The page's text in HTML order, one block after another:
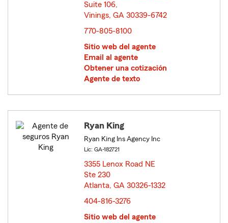
Suite 106,
Vinings, GA 30339-6742
770-805-8100
Sitio web del agente
Email al agente
Obtener una cotización
Agente de texto
Ryan King
Ryan King Ins Agency Inc
Lic: GA-182721
3355 Lenox Road NE
Ste 230
Atlanta, GA 30326-1332
404-816-3276
Sitio web del agente